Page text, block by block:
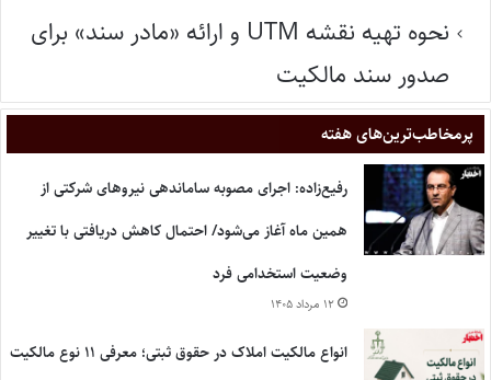
نحوه تهیه نقشه UTM و ارائه «مادر سند» برای
صدور سند مالکیت
پر‌مخاطب‌ترین‌های هفته
رفیع‌زاده: اجرای مصوبه ساماندهی نیروهای شرکتی از
همین ماه آغاز می‌شود/ احتمال کاهش دریافتی با تغییر
وضعیت استخدامی فرد
۱۲ مرداد ۱۴۰۵
انواع مالکیت املاک در حقوق ثبتی؛ معرفی ۱۱ نوع مالکیت